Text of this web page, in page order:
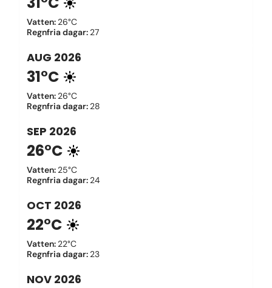
Vatten: 26°C
Regnfria dagar: 27
AUG 2026
31°C
Vatten: 26°C
Regnfria dagar: 28
SEP 2026
26°C
Vatten: 25°C
Regnfria dagar: 24
OCT 2026
22°C
Vatten: 22°C
Regnfria dagar: 23
NOV 2026